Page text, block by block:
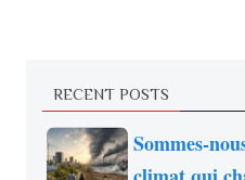
RECENT POSTS
Sommes-